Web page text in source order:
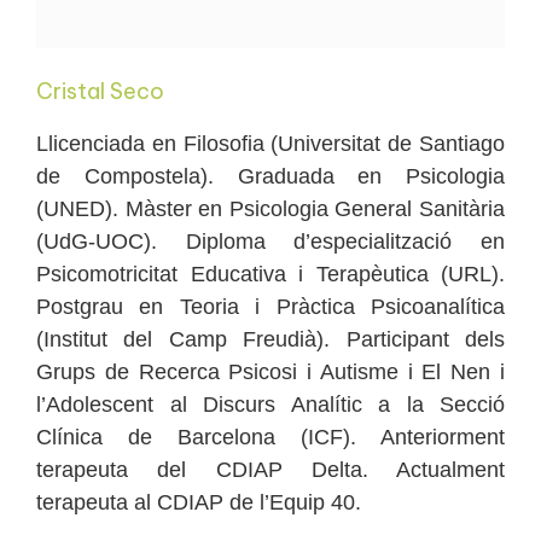
Cristal Seco
Llicenciada en Filosofia (Universitat de Santiago
de Compostela). Graduada en Psicologia
(UNED). Màster en Psicologia General Sanitària
(UdG-UOC). Diploma d’especialització en
Psicomotricitat Educativa i Terapèutica (URL).
Postgrau en Teoria i Pràctica Psicoanalítica
(Institut del Camp Freudià). Participant dels
Grups de Recerca Psicosi i Autisme i El Nen i
l’Adolescent al Discurs Analític a la Secció
Clínica de Barcelona (ICF). Anteriorment
terapeuta del CDIAP Delta. Actualment
terapeuta al CDIAP de l’Equip 40.